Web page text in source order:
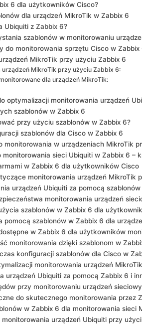
​6 dla użytkowników Cisco?
dla urządzeń MikroTik w Zabbix ⁢6
Ubiquiti z Zabbix 6?
szablonów w monitorowaniu
do monitorowania sprzętu Cisco w Zabbix
MikroTik⁤ przy użyciu Zabbix 6
MikroTik przy ⁤użyciu Zabbix 6:
dla ‍urządzeń MikroTik:
optymalizacji monitorowania urządzeń
szablonów w Zabbix 6
przy użyciu szablonów w Zabbix 6?
szablonów dla Cisco w Zabbix 6
monitorowania w urządzeniach MikroTik
monitorowania sieci Ubiquiti w ⁤Zabbix 6 –
w Zabbix 6 dla użytkowników⁢ Cisco
monitorowania ‍urządzeń MikroTik
⁤urządzeń Ubiquiti za pomocą
monitorowania urządzeń
​szablonów w Zabbix 6 dla
pomocą szablonów w Zabbix 6 dla
w Zabbix 6 dla użytkowników
monitorowania⁢ dzięki szablonom w
konfiguracji szablonów dla Cisco w
monitorowania urządzeń
urządzeń Ubiquiti za pomocą‍ Zabbix 6 i
przy monitorowaniu urządzeń
do skutecznego monitorowania przez
w Zabbix ⁣6 dla​ monitorowania ‌sieci
urządzeń​ Ubiquiti przy